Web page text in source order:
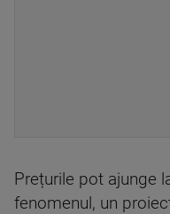
Prețurile pot ajunge
fenomenul, un